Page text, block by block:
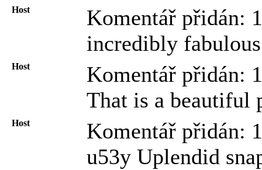
Host
Komentář přidán:
incredibly
Host
Komentář přidán:
That is a beautiful
Host
Komentář přidán:
u53y Uplendid